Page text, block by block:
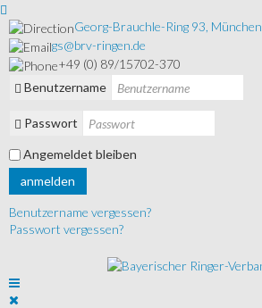
Georg-Brauchle-Ring 93, München
gs@brv-ringen.de
+49 (0) 89/15702-370
Benutzername
Passwort
Angemeldet bleiben
anmelden
Benutzername vergessen?
Passwort vergessen?